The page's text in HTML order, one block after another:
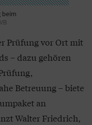
beim
Prüfung vor Ort mit
– dazu gehören
Betreuung – biete
an
Walter Friedrich,